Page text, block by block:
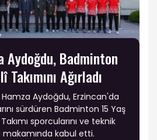
Aydoğdu, Badminton
Takımını Ağırladı
Hamza Aydoğdu, Erzincan'da
sürdüren Badminton 15 Yaş
sporcularını ve teknik
kabul etti.